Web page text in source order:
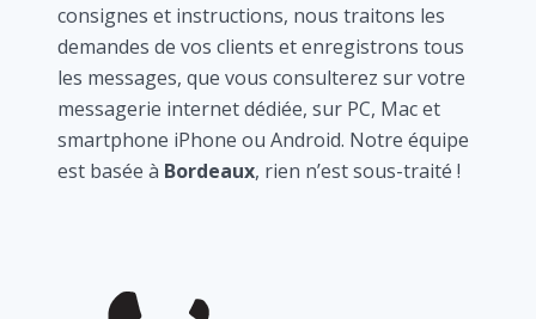
consignes et instructions, nous traitons les
demandes de vos clients et enregistrons tous
les messages, que vous consulterez sur votre
messagerie internet dédiée, sur PC, Mac et
smartphone iPhone ou Android. Notre équipe
est basée à Bordeaux, rien n’est sous-traité !